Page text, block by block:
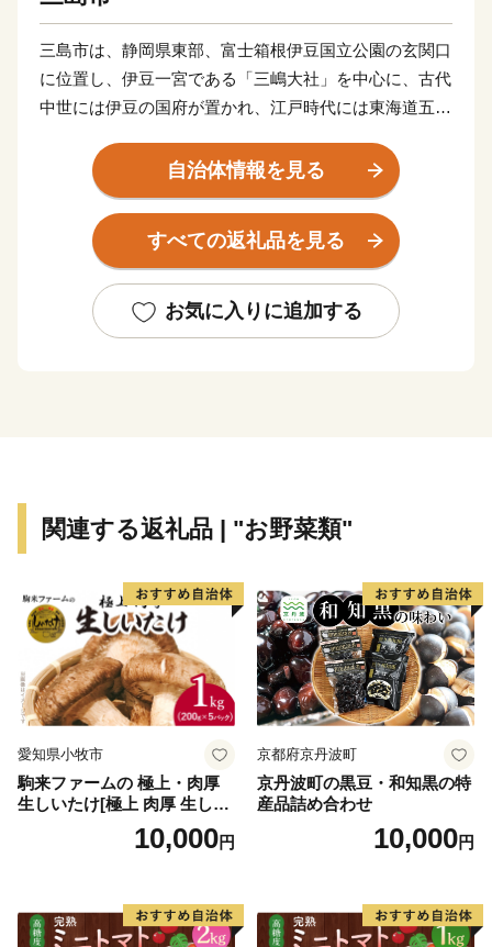
三島市は、静岡県東部、富士箱根伊豆国立公園の玄関口
に位置し、伊豆一宮である「三嶋大社」を中心に、古代
中世には伊豆の国府が置かれ、江戸時代には東海道五十
まちです。
現在では、東海道新幹線と東海道本線、伊豆箱根鉄道の
乗り入れる三島駅や駿河湾環状道路など、交通アクセス
は抜群で、地域住民にとっては首都圏への通勤・通学が
伊豆や箱根など観光地への玄関口として、静岡県東部の
重要な役割を担っています。
臭さを消し、蛋白質を減らすことなく、余分な脂肪分だ
箱根の西側、標高50m以上の山の斜面に広がる畑では、
古くから三島大根、三島甘藷、三島人参など、高品質の
露地野菜を栽培しています。なかでも三島馬鈴薯は、平
成28年10月、全国で18番目に国の地理的表示保護制度
(GI)に登録されるなど、高い評価を受けています。「三
名物です。
自治体情報を見る
すべての返礼品を見る
お気に入りに追加する
関連する返礼品 | "お野菜類"
愛知県小牧市
駒来ファームの 極上・肉厚
生しいたけ[極上 肉厚 生しい
たけ 生シイタケ 生椎茸 安心
安全 国産 採れたて 新鮮 きの
10,000円
京都府京丹波町
京丹波町の黒豆・和知黒の特
産品詰め合わせ
10,000円